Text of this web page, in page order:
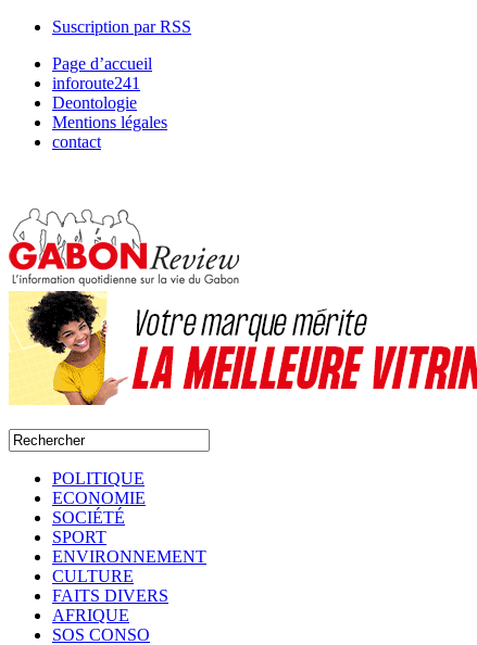
Suscription par RSS
Page d’accueil
inforoute241
Deontologie
Mentions légales
contact
POLITIQUE
ECONOMIE
SOCIÉTÉ
SPORT
ENVIRONNEMENT
CULTURE
FAITS DIVERS
AFRIQUE
SOS CONSO